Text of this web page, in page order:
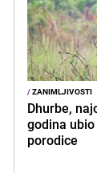
/ZANIMLJIVOSTI
Dhurbe,
godina
porodice